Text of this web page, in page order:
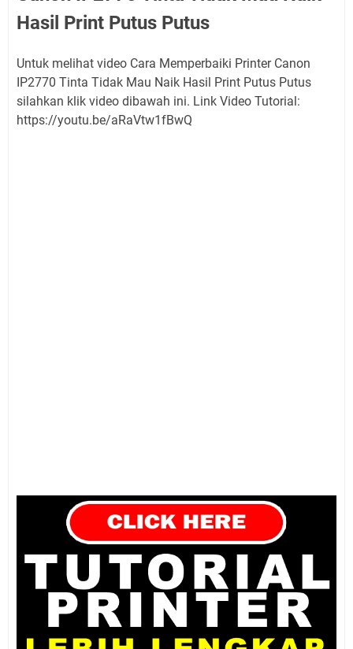
Hasil Print Putus Putus
Untuk melihat video Cara Memperbaiki Printer Canon
IP2770 Tinta Tidak Mau Naik Hasil Print Putus Putus
silahkan klik video dibawah ini. Link Video Tutorial:
https://youtu.be/aRaVtw1fBwQ